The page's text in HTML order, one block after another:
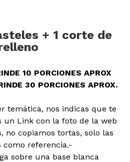
+ 1 corte de
10 PORCIONES APROX
30 PORCIONES APROX.
temática, nos indicas que te
un Link con la foto de la web
no copiamos tortas, solo las
como referencia.-
sobre una base blanca